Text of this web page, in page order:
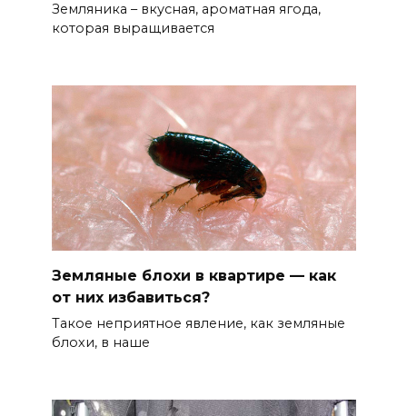
Земляника – вкусная, ароматная ягода,
которая выращивается
Земляные блохи в квартире — как
от них избавиться?
Такое неприятное явление, как земляные
блохи, в наше